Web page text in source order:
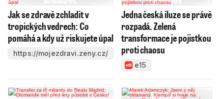
Jak se zdravě zchladit v
tropických vedrech: Co
pomáhá a kdy už riskujete úpal
https://mojezdravi.zeny.cz/
Jedna česká iluze se právě
rozpadá. Zelená
transformace je pojistkou
proti chaosu
e15